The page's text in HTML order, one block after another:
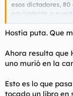
esos dictadores, 80
equivalente a
gesto, ni un
que sí, lo dejo
Hostia puta. Que
Ahora resulta que
uno murió en la
Esto es lo que
tocado un libro en